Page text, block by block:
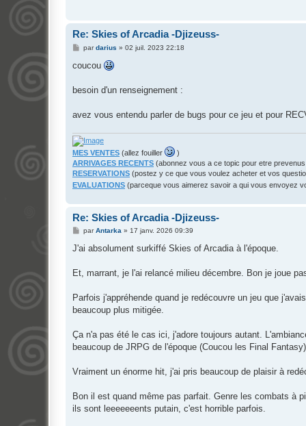
Re: Skies of Arcadia -Djizeuss-
M
s
g
pardarius » 02 juil. 2023 22:18
coucou
besoin d'un renseignement :
avez vous entendu parler de bugs pour ce jeu et pour
MES VENTES (allez fouiller
)
ARRIVAGES RECENTS (abonnez vous a ce topic pour etre
RESERVATIONS (postez y ce que vous voulez acheter et vos
EVALUATIONS (parceque vous aimerez savoir a qui vous envoyez
Re: Skies of Arcadia -Djizeuss-
M
s
g
e
parAntarka » 17 janv. 2026 09:39
J'ai absolument surkiffé Skies of Arcadia à l'époque.
Et, marrant, je l'ai relancé milieu décembre. Bon je joue
Parfois j'appréhende quand je redécouvre un jeu que
beaucoup plus mitigée.
Ça n'a pas été le cas ici, j'adore toujours autant.
beaucoup de JRPG de l'époque (Coucou les Final
Vraiment un énorme hit, j'ai pris beaucoup de plaisir à
Bon il est quand même pas parfait. Genre les combats à
ils sont leeeeeeents putain, c'est horrible parfois.